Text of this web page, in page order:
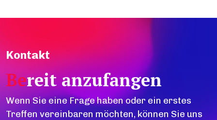
Kontakt
Bereit anzufangen
Wenn Sie eine Frage haben oder ein erstes
Treffen vereinbaren möchten, können Sie uns